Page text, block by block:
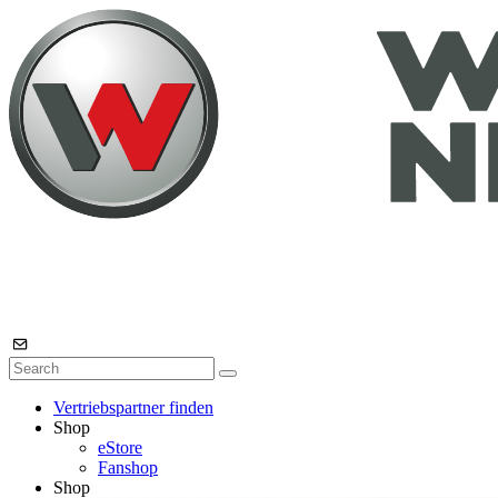
Vertriebspartner finden
Shop
eStore
Fanshop
Shop